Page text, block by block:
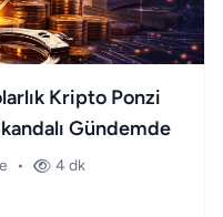
Kripto Ponzi
Gündemde
• 4 dk